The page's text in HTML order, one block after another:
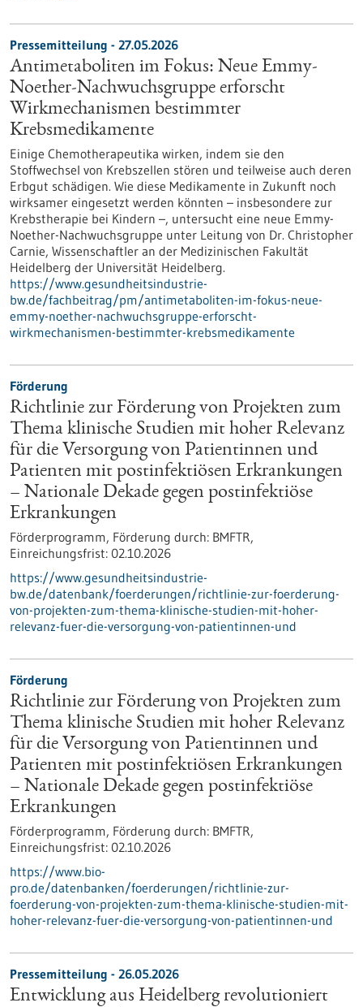
Pressemitteilung - 27.05.2026
Antimetaboliten im Fokus: Neue Emmy-
Noether-Nachwuchsgruppe erforscht
Wirkmechanismen bestimmter
Krebsmedikamente
Einige Chemotherapeutika wirken, indem sie den
Stoffwechsel von Krebszellen stören und teilweise auch deren
Erbgut schädigen. Wie diese Medikamente in Zukunft noch
wirksamer eingesetzt werden könnten – insbesondere zur
Krebstherapie bei Kindern –, untersucht eine neue Emmy-
Noether-Nachwuchsgruppe unter Leitung von Dr. Christopher
Carnie, Wissenschaftler an der Medizinischen Fakultät
Heidelberg der Universität Heidelberg.
https://www.gesundheitsindustrie-
bw.de/fachbeitrag/pm/antimetaboliten-im-fokus-neue-
emmy-noether-nachwuchsgruppe-erforscht-
wirkmechanismen-bestimmter-krebsmedikamente
Förderung
Richtlinie zur Förderung von Projekten zum
Thema klinische Studien mit hoher Relevanz
für die Versorgung von Patientinnen und
Patienten mit postinfektiösen Erkrankungen
– Nationale Dekade gegen postinfektiöse
Erkrankungen
Förderprogramm, Förderung durch: BMFTR,
Einreichungsfrist: 02.10.2026
https://www.gesundheitsindustrie-
bw.de/datenbank/foerderungen/richtlinie-zur-foerderung-
von-projekten-zum-thema-klinische-studien-mit-hoher-
relevanz-fuer-die-versorgung-von-patientinnen-und
Förderung
Richtlinie zur Förderung von Projekten zum
Thema klinische Studien mit hoher Relevanz
für die Versorgung von Patientinnen und
Patienten mit postinfektiösen Erkrankungen
– Nationale Dekade gegen postinfektiöse
Erkrankungen
Förderprogramm, Förderung durch: BMFTR,
Einreichungsfrist: 02.10.2026
https://www.bio-
pro.de/datenbanken/foerderungen/richtlinie-zur-
foerderung-von-projekten-zum-thema-klinische-studien-mit-
hoher-relevanz-fuer-die-versorgung-von-patientinnen-und
Pressemitteilung - 26.05.2026
Entwicklung aus Heidelberg revolutioniert